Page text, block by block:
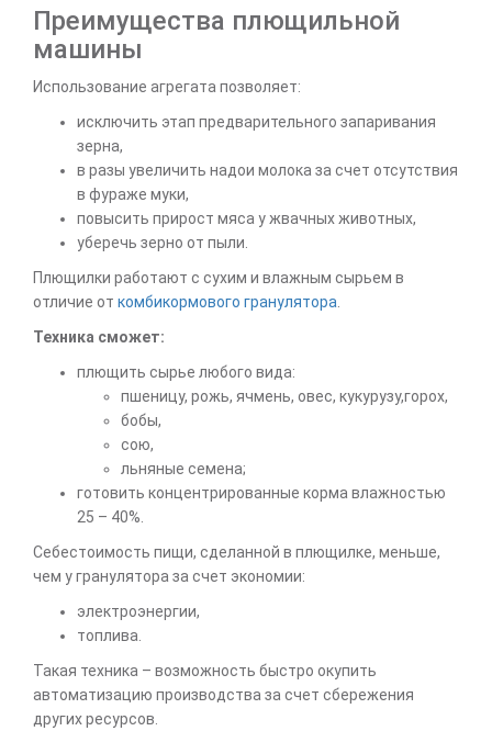
Преимущества плющильной
машины
Использование агрегата позволяет:
исключить этап предварительного запаривания
зерна,
в разы увеличить надои молока за счет отсутствия
в фураже муки,
повысить прирост мяса у жвачных животных,
уберечь зерно от пыли.
Плющилки работают с сухим и влажным сырьем в
отличие от комбикормового гранулятора
Техника сможет:
плющить сырье любого вида:
пшеницу, рожь, ячмень, овес, кукурузу,горох,
бобы,
сою,
льняные семена;
готовить концентрированные корма влажностью
25 – 40%.
Себестоимость пищи, сделанной в плющилке, меньше,
чем у гранулятора за счет экономии:
электроэнергии,
топлива.
Такая техника – возможность быстро окупить
автоматизацию производства за счет сбережения
других ресурсов.